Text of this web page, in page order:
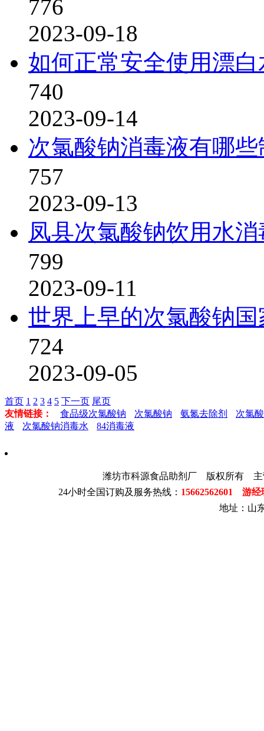
776
2023-09-18
如何正常安全使用漂白
740
2023-09-14
次氯酸钠消毒液有哪
757
2023-09-13
凤县次氯酸钠饮用水
799
2023-09-11
世界上早的次氯酸钠国
724
2023-09-05
首页 1 2 3 4 5 下一页 尾页
友情链接：
食品级次氯酸钠 次氯酸钠 氨氮去除剂
次氯
液
次氯酸钠消毒水 84消毒液
潍坊市科源食品助剂厂 版权所有 主
24小时全国订购及服务热线： 15662562601 游
地址：山